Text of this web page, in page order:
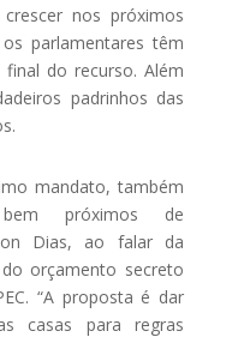
nos próximos
parlamentares têm
do recurso. Além
padrinhos das
mandato, também
próximos de
Dias, ao falar da
orçamento secreto
“A proposta é dar
casas para regras